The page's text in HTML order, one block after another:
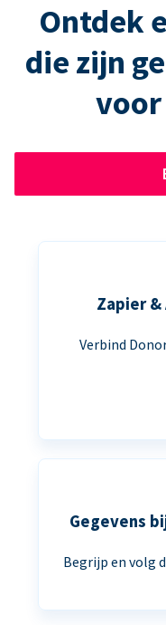
Ontdek
die zijn
Zapier
Verbind
Gegevens
Begrijp en volg